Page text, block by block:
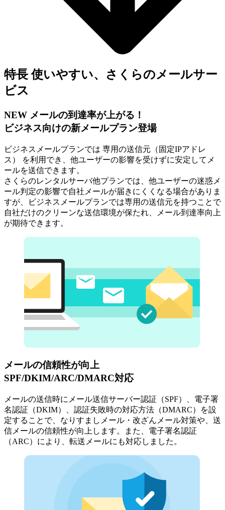
特長使いやすい、さくらのメールサー
ビス
NEW メールの到達率が上がる！
ビジネス向けの新メールプラン登場
ビジネスメールプランでは 専用の送信元（固定IPアドレ
ス） を利用でき、他ユーザーの影響を受けずに安定してメ
ールを送信できます。
さくらのレンタルサーバ他プランでは、他ユーザーの迷惑メ
ール判定の影響で自社メールが届きにくくなる場合がありま
すが、ビジネスメールプランでは専用の送信元を持つことで
自社だけのクリーンな送信環境が保たれ、メール到達率向上
が期待できます。
メールの信頼性が向上
SPF/DKIM/ARC/DMARC対応
メールの送信時にメール送信サーバー認証（SPF）、電子署
名認証（DKIM）、認証失敗時の対応方法（DMARC）を設
定することで、なりすましメール・改ざんメール対策や、送
信メールの信頼性が向上します。また、電子署名認証
（ARC）により、転送メールにも対応しました。